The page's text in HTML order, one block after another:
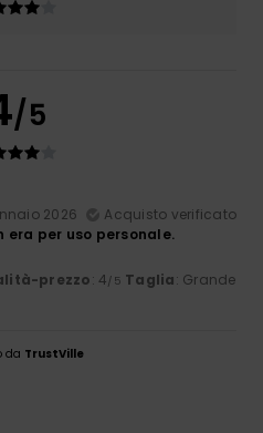
/5
2026
Acquisto verificato
era per uso personale.
prezzo: 4/5 Taglia: Grande
da TrustVille